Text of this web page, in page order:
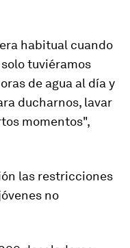
habitual cuando
tuviéramos
de agua al día y
ducharnos, lavar
momentos",
las restricciones
no